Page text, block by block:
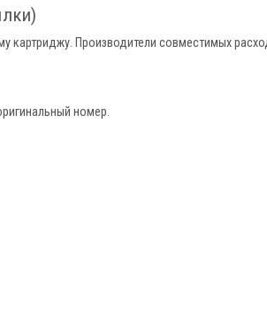
картриджу. Производители совместимых
номер.